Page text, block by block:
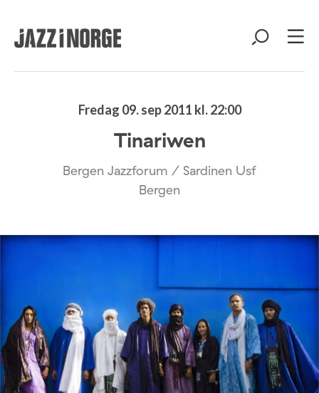
Fredag 09. sep 2011 kl. 22:00
Tinariwen
Bergen Jazzforum / Sardinen Usf
Bergen